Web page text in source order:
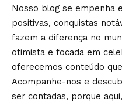
Nosso blog se empenha
positivas, conquistas
fazem a diferença no
otimista e focada em
oferecemos conteúdo
Acompanhe-nos e
ser contadas, porque